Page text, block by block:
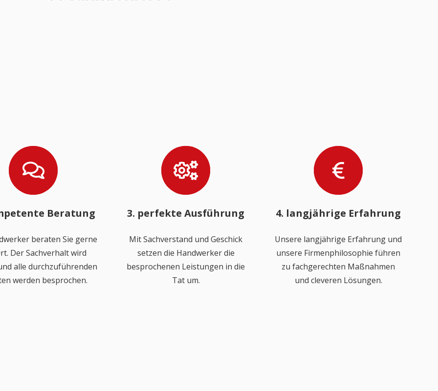
Beratung
beraten Sie gerne
Der Sachverhalt wird
alle durchzuführenden
werden besprochen.
3. perfekte Ausführung
Mit Sachverstand und Geschick
setzen die Handwerker die
besprochenen Leistungen in die
Tat um.
4. langjährige Erfahrung
Unsere langjährige Erfahrung und
unsere Firmenphilosophie führen
zu fachgerechten Maßnahmen
und cleveren Lösungen.